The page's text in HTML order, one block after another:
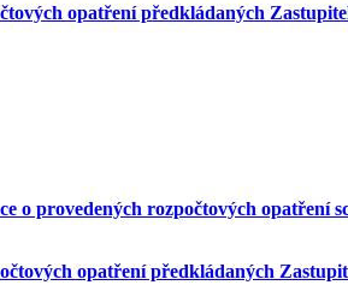
opatření předkládaných
o provedených rozpočtových opatření
opatření předkládaných